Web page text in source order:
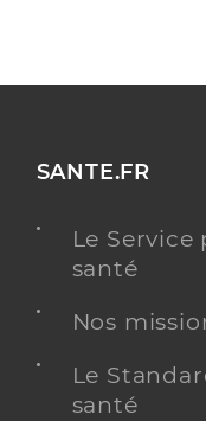
SANTE.FR
Le
santé
Nos
Le
santé